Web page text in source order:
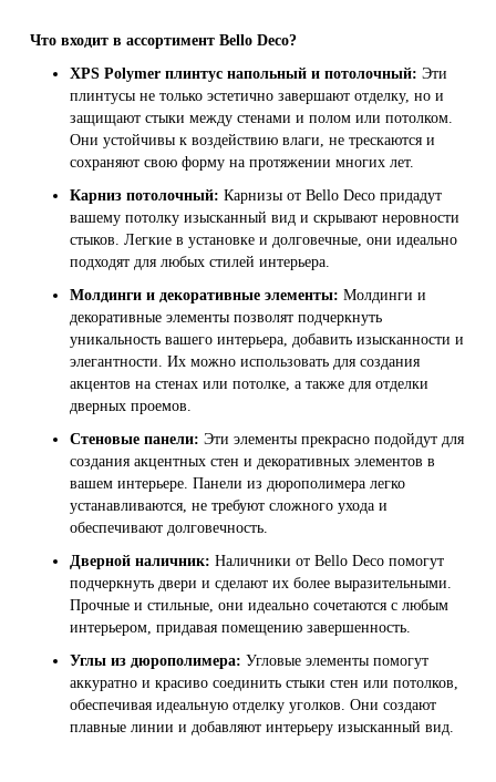
Что входит в ассортимент Bello Deco?
XPS Polymer плинтус напольный и потолочный: Эти
плинтусы не только эстетично завершают отделку, но и
защищают стыки между стенами и полом или потолком.
Они устойчивы к воздействию влаги, не трескаются и
сохраняют свою форму на протяжении многих лет.
Карниз потолочный: Карнизы от Bello Deco придадут
вашему потолку изысканный вид и скрывают неровности
стыков. Легкие в установке и долговечные, они идеально
подходят для любых стилей интерьера.
Молдинги и декоративные элементы: Молдинги и
декоративные элементы позволят подчеркнуть
уникальность вашего интерьера, добавить изысканности и
элегантности. Их можно использовать для создания
акцентов на стенах или потолке, а также для отделки
дверных проемов.
Стеновые панели: Эти элементы прекрасно подойдут для
создания акцентных стен и декоративных элементов в
вашем интерьере. Панели из дюрополимера легко
устанавливаются, не требуют сложного ухода и
обеспечивают долговечность.
Дверной наличник: Наличники от Bello Deco помогут
подчеркнуть двери и сделают их более выразительными.
Прочные и стильные, они идеально сочетаются с любым
интерьером, придавая помещению завершенность.
Углы из дюрополимера: Угловые элементы помогут
аккуратно и красиво соединить стыки стен или потолков,
обеспечивая идеальную отделку уголков. Они создают
плавные линии и добавляют интерьеру изысканный вид.